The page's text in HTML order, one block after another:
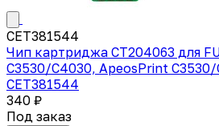
CET381544
Чип картриджа CT204063 для
C3530/C4030, ApeosPrint C3530/
CET381544
340 ₽
Под заказ